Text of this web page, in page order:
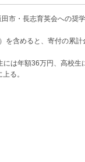
市・長志育英会への奨
を含めると、寄付の累計
には年額36万円、高校生
る。